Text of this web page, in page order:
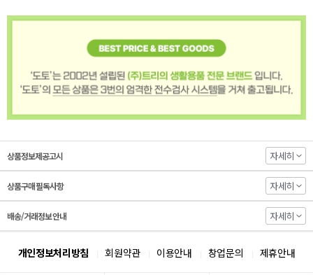
상품정보제공고시 자세히
상품구매 필독사항 자세히
배송/거래정보 안내 자세히
개인정보처리방침 회원약관 이용안내 창업문의 제휴안내